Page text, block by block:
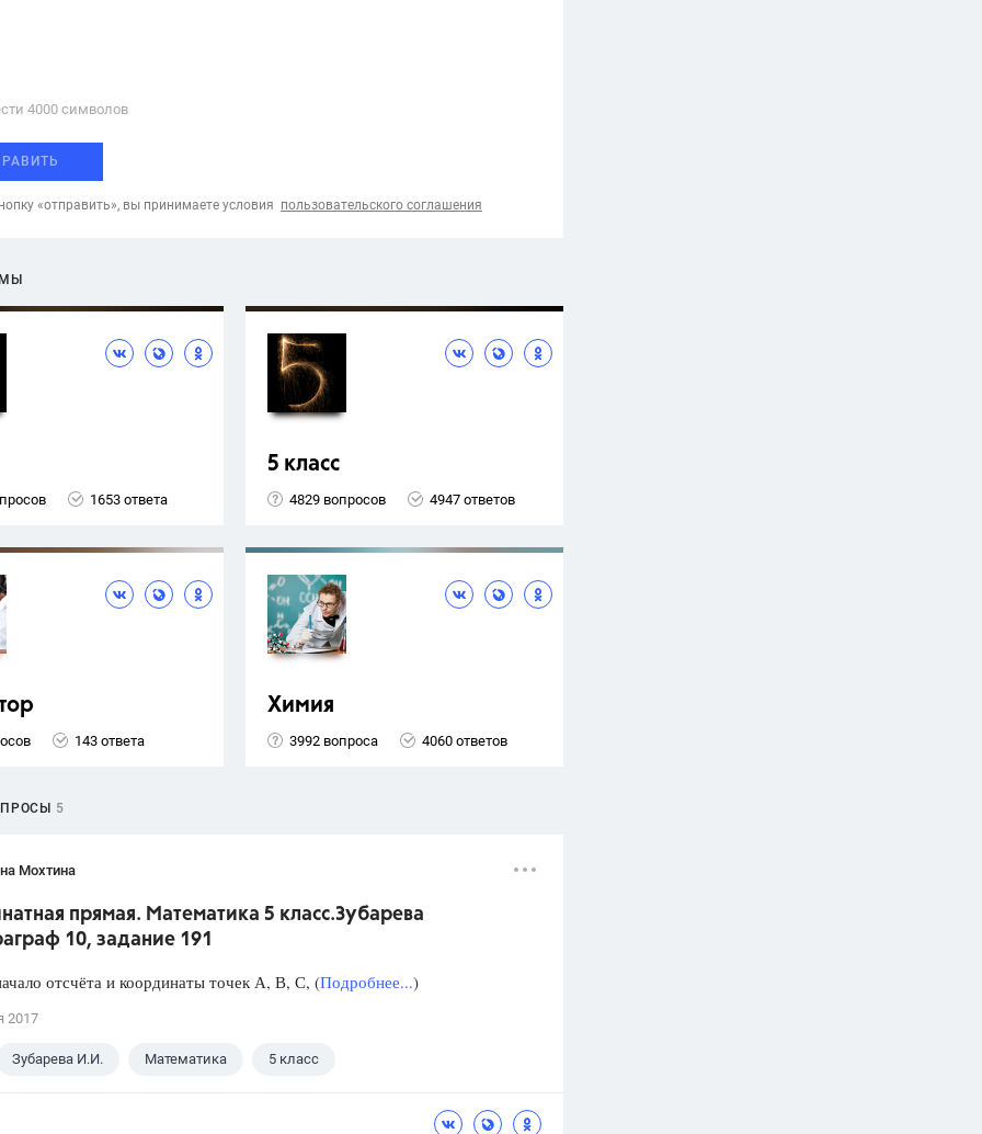
4000 cимволов
«отправить», вы принимаете условия пользовательского соглашения
1653 ответа
5 класс
4829 вопросов 4947 ответов
143 ответа
Химия
3992 вопроса 4060 ответов
5
Мохтина
прямая. Математика 5 класс.Зубарева
10, задание 191
отсчёта и координаты точек А, В, С, (Подробнее...)
2017
Зубарева И.И. Математика 5 класс